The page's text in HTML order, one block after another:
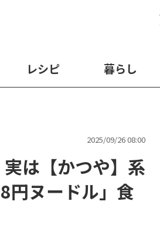
レシピ 暮らし
2025/09/26 08:00
実は【かつや】系
円ヌードル」食